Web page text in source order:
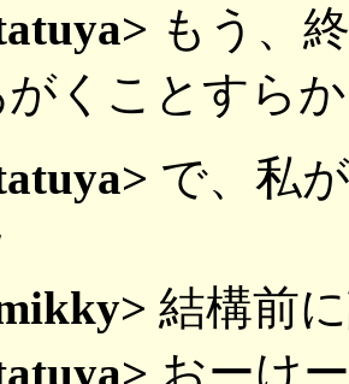
もう、
くことすら
で、私
結構前
おーけ